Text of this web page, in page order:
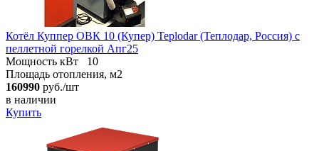
Котёл Куппер ОВК 10 (Купер) Teplodar (Теплодар, Россия) с
пеллетной горелкой Апг25
Мощность кВт
10
Площадь отопления, м2
160990 руб./шт
в наличии
Купить